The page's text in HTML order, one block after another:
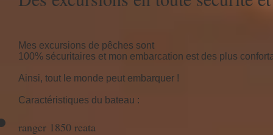
Mes excursions de pêches sont
100% sécuritaires et mon embarcation est des plus
Ainsi, tout le monde peut embarquer !
Caractéristiques du bateau :
ranger 1850 reata